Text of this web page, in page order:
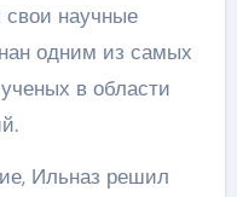
свои научные
одним из самых
в области
Ильназ решил